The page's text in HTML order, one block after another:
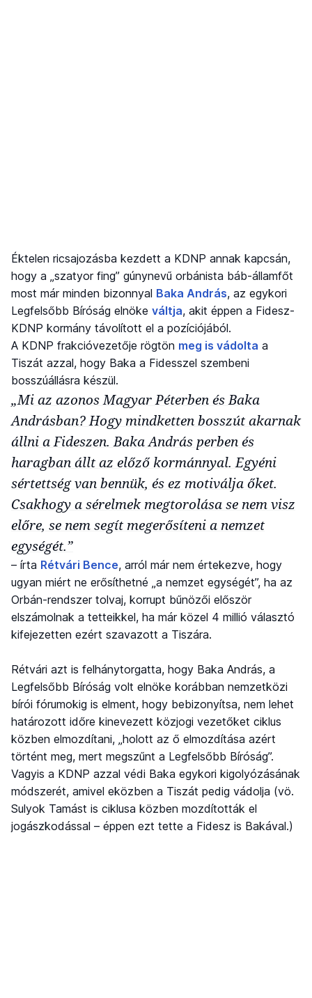
Éktelen ricsajozásba kezdett a KDNP annak kapcsán,
hogy a „szatyor fing” gúnynevű orbánista báb-államfőt
most már minden bizonnyal Baka András, az egykori
Legfelsőbb Bíróság elnöke váltja, akit éppen a Fidesz-
KDNP kormány távolított el a pozíciójából.
A KDNP frakcióvezetője rögtön meg is vádolta a
Tiszát azzal, hogy Baka a Fidesszel szembeni
bosszúállásra készül.
„Mi az azonos Magyar Péterben és Baka
Andrásban? Hogy mindketten bosszút akarnak
állni a Fideszen. Baka András perben és
haragban állt az előző kormánnyal. Egyéni
sértettség van bennük, és ez motiválja őket.
Csakhogy a sérelmek megtorolása se nem visz
előre, se nem segít megerősíteni a nemzet
egységét.”
– írta Rétvári Bence, arról már nem értekezve, hogy
ugyan miért ne erősíthetné „a nemzet egységét”, ha az
Orbán-rendszer tolvaj, korrupt bűnözői először
elszámolnak a tetteikkel, ha már közel 4 millió választó
kifejezetten ezért szavazott a Tiszára.
Rétvári azt is felhánytorgatta, hogy Baka András, a
Legfelsőbb Bíróság volt elnöke korábban nemzetközi
bírói fórumokig is elment, hogy bebizonyítsa, nem lehet
határozott időre kinevezett közjogi vezetőket ciklus
közben elmozdítani, „holott az ő elmozdítása azért
történt meg, mert megszűnt a Legfelsőbb Bíróság”.
Vagyis a KDNP azzal védi Baka egykori kigolyózásának
módszerét, amivel eközben a Tiszát pedig vádolja (vö.
Sulyok Tamást is ciklusa közben mozdították el
jogászkodással – éppen ezt tette a Fidesz is Bakával.)